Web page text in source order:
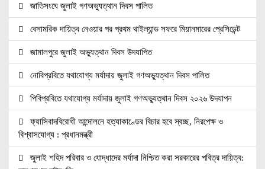
জাতিসংঘে জুলাই গণঅভ্যুত্থান দিবস পালিত
বেসামরিক দায়িত্ব নেওয়ার পর প্রথম থাইল্যান্ড সফরে মিয়ানমারের প্রেসিডেন্ট
জামালপুরে জুলাই অভ্যুত্থান দিবস উদযাপিত
নোবিপ্রবিতে যথাযোগ্য মর্যাদায় জুলাই গণঅভ্যুত্থান দিবস পালিত
পিবিপ্রবিতে যথাযোগ্য মর্যাদায় জুলাই গণঅভ্যুত্থান দিবস ২০২৬ উদযাপন
ফ্যাসিবাদবিরোধী আন্দোলনে হত্যাকাণ্ডের বিচার হবে স্বচ্ছ, নিরপেক্ষ ও
বিশ্বাসযোগ্য : প্রধানমন্ত্রী
জুলাই শহিদ পরিবার ও যোদ্ধাদের মর্যাদা নিশ্চিত করা সরকারের পবিত্র দায়িত্ব: